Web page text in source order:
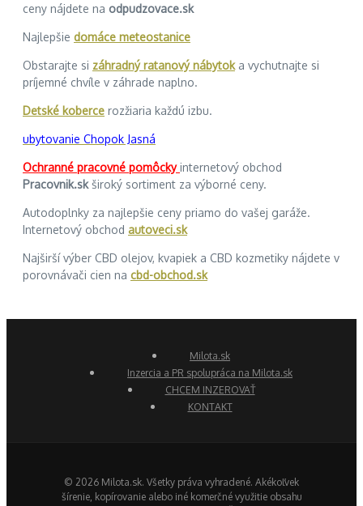
ceny nájdete na odpudzovace.sk
Najlepšie domáce meteostanice
Obstarajte si záhradný ratanový nábytoka vychutnajte si
príjemné chvíle v záhrade naplno.
Detské koberce rozžiaria každú izbu.
ubytovanie Chopok Jasná
Ochranné pracovné pomôckyinternetový obchod
Pracovnik.skširoký sortiment za výborné ceny.
Autodoplnky za najlepšie ceny priamo do vašej garáže.
Internetový obchod autoveci.sk
Najširší výber CBD olejov, kvapiek a CBD kozmetiky nájdete v
porovnávači cien na cbd-obchod.sk
Milota.sk
Inzercia a PR spolupráca na Milota.sk
CHCEM INZEROVAŤ
KONTAKT
© 2026 Milota.sk. Všetky práva vyhradené. Akékoľvek
šírenie, kopírovanie alebo iné komerčné využitie obsahu